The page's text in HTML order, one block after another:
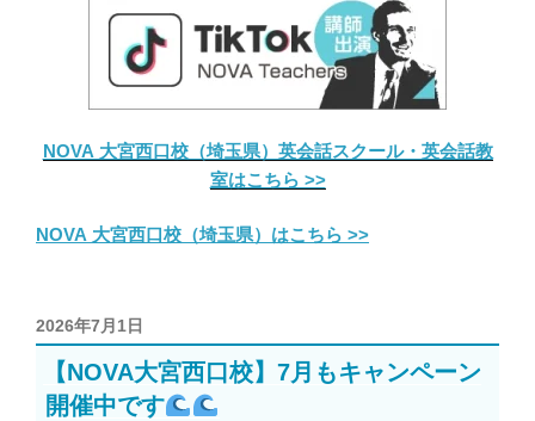
NOVA 大宮西口校（埼玉県）英会話スクール・英会話教
室はこちら >>
NOVA 大宮西口校（埼玉県）はこちら >>
投
稿
2026年7月1日
【NOVA大宮西口校】7月もキャンペーン
開催中です